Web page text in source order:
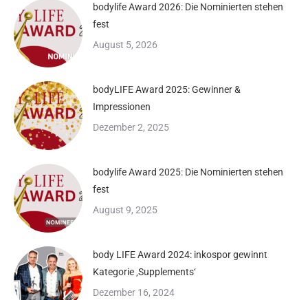
bodylife Award 2026: Die Nominierten stehen
fest
August 5, 2026
bodyLIFE Award 2025: Gewinner &
Impressionen
Dezember 2, 2025
bodylife Award 2025: Die Nominierten stehen
fest
August 9, 2025
body LIFE Award 2024: inkospor gewinnt
Kategorie ‚Supplements‘
Dezember 16, 2024